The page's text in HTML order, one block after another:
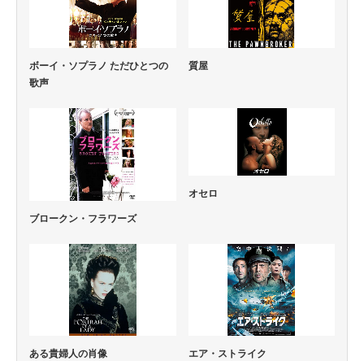
ボーイ・ソプラノ ただひとつの
歌声
質屋
ブロークン・フラワーズ
オセロ
ある貴婦人の肖像 エア・ストライク